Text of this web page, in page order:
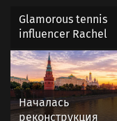
Glamorous tennis
influencer Rachel
Stuhlmann braves
in revealing low-
and skirt sending
wild
Началась
реконструкция